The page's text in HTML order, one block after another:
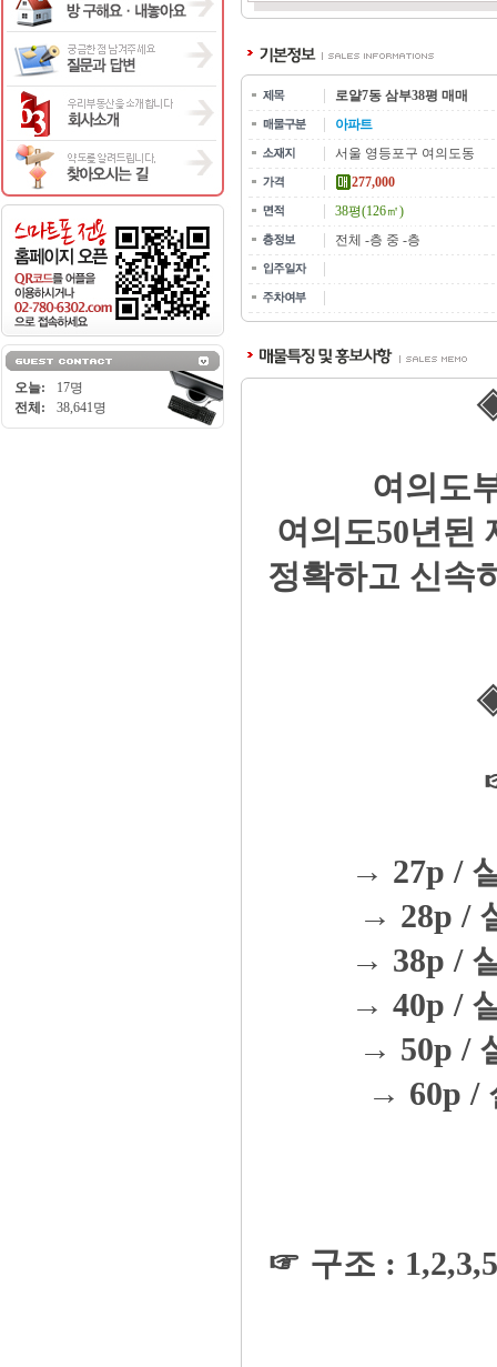
오늘:
17명
전체:
38,641명
로얄7동 삼부38평 매매
아파트
서울 영등포구 여의도동
277,000
38평(126㎡)
전체 -층 중 -층
여의도
여의도50년된
정확하고 신속
→ 27p /
→ 28p /
→ 38p /
→ 40p /
→ 50p /
→ 60p /
☞ 구조 :